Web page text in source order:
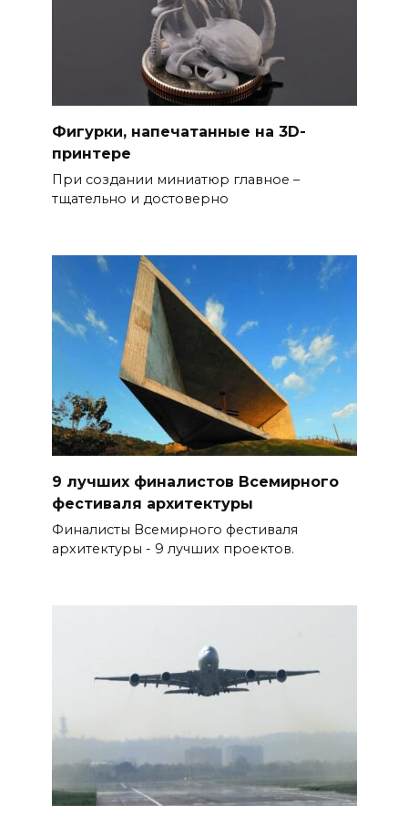
Фигурки, напечатанные на 3D-
принтере
При создании миниатюр главное –
тщательно и достоверно
9 лучших финалистов Всемирного
фестиваля архитектуры
Финалисты Всемирного фестиваля
архитектуры - 9 лучших проектов.